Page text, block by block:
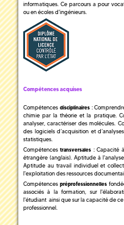
informatiques. Ce parcours a pour
ou en écoles d'ingénieurs.
Compétences acquises
Compétences disciplinaires :
chimie par la théorie et la pratique.
analyser, caractériser des molécules.
des logiciels d’acquisition et
statistiques.
Compétencestransversales : Capacité
étrangère (anglais). Aptitude à
Aptitude au travail individuel et
l'exploitation des ressources
Compétences préprofessionnelles
associés à la formation, sur
l'étudiant ainsi que sur la capacité de
professionnel.